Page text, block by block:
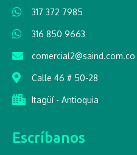
317 372 7985
316 850 9663
comercial2@saind.com.co
Calle 46 # 50-28
Itagüí - Antioquia
Escríbanos